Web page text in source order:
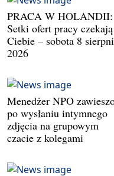
PRACA W HOLANDII:
Setki ofert pracy
Ciebie – sobota 8
2026
Menedżer NPO
po wysłaniu intymnego
zdjęcia na grupowym
czacie z kolegami